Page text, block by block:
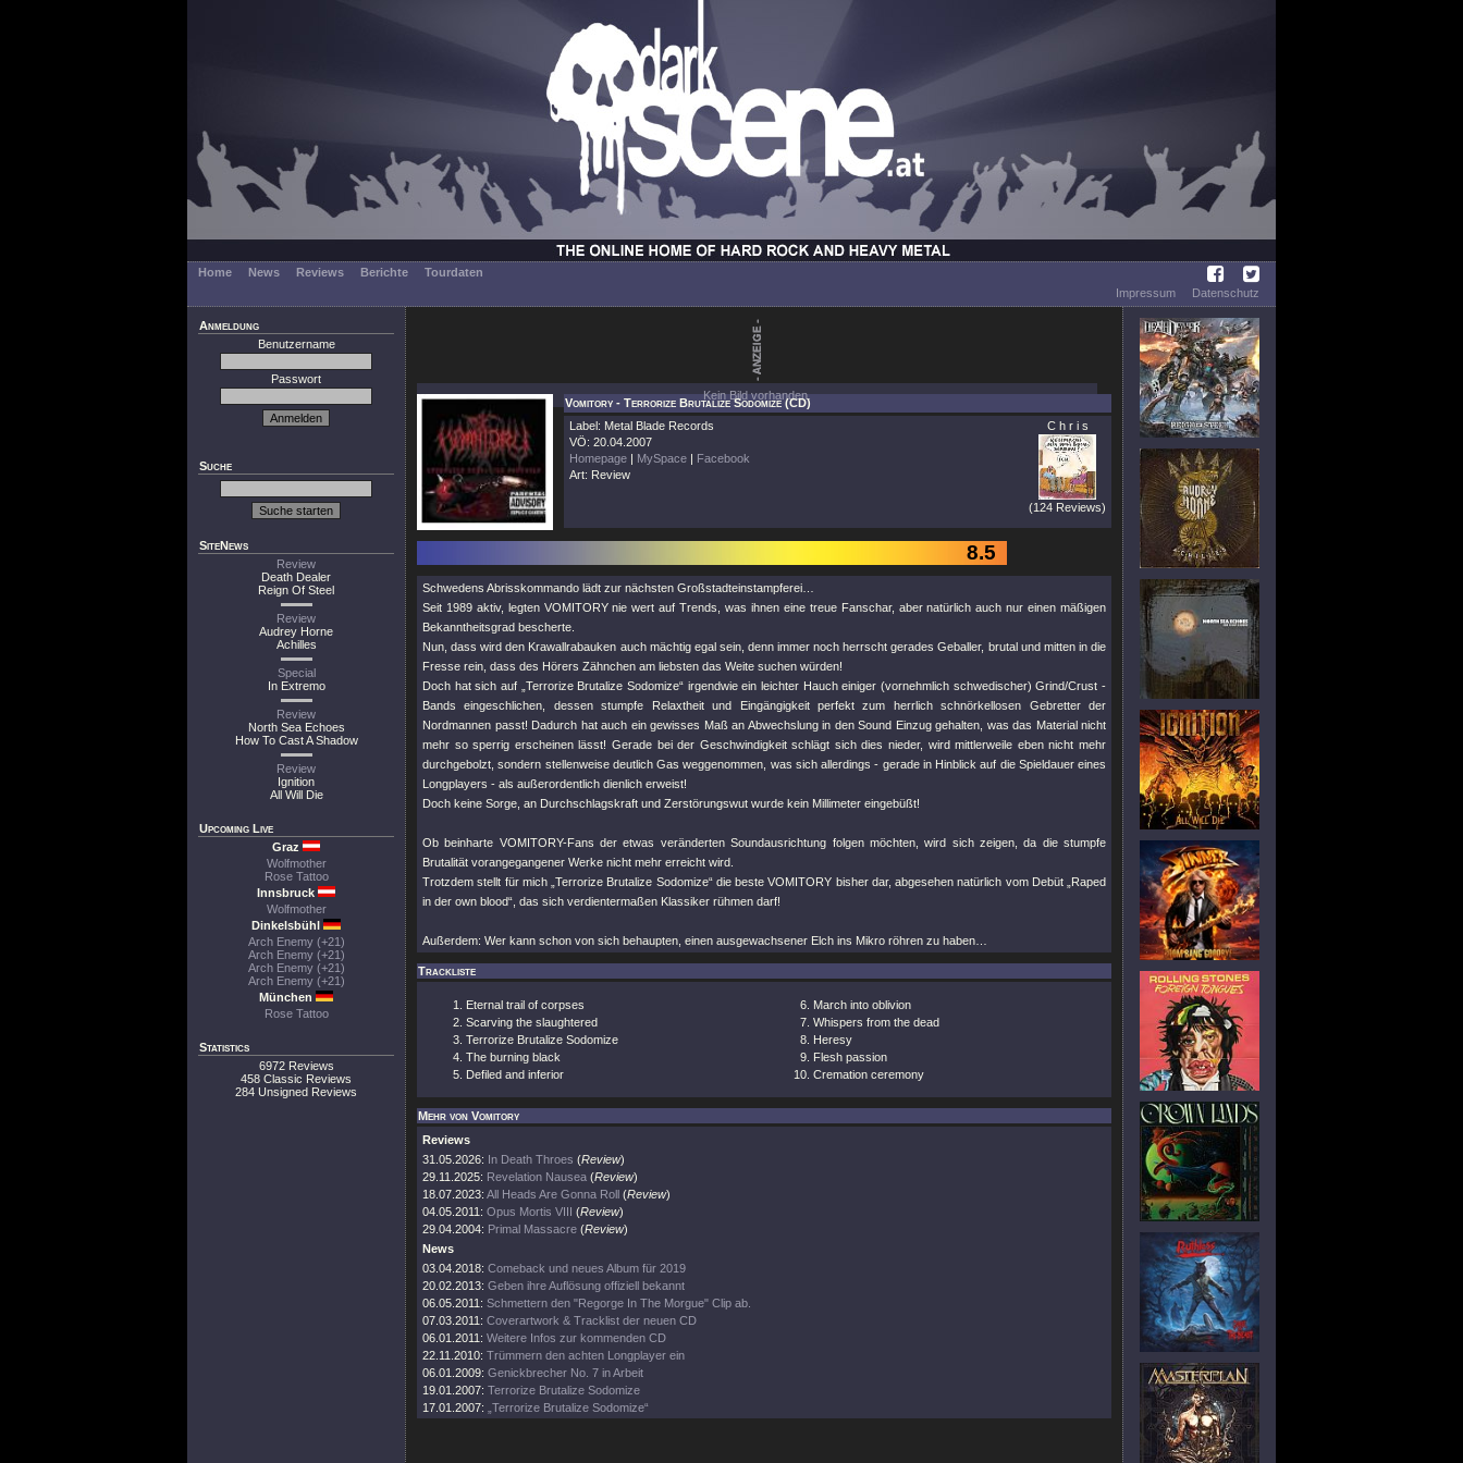
Home News Reviews Berichte
Tourdaten
Impressum
Datenschutz
Anmeldung
Benutzername
Passwort
Suche
SiteNews
Review
Death Dealer
Reign Of Steel
Review
Audrey Horne
Achilles
Special
In Extremo
Review
North Sea Echoes
How To Cast A Shadow
Review
Ignition
All Will Die
Upcoming Live
Graz
Wolfmother
Rose Tattoo
Innsbruck
Wolfmother
Dinkelsbühl
Arch Enemy (+21)
Arch Enemy (+21)
Arch Enemy (+21)
Arch Enemy (+21)
München
Rose Tattoo
Statistics
6972 Reviews
458 Classic Reviews
284 Unsigned Reviews
Kein Bild vorhanden.
Vomitory - Terrorize Brutalize Sodomize (CD)
Label: Metal Blade Records
VÖ: 20.04.2007
Homepage | MySpace | Facebook
Art: Review
C h r i s
(124 Reviews)
8.5
Schwedens Abrisskommando lädt zur nächsten Großstadteinstampferei…
Seit 1989 aktiv, legten VOMITORY nie wert auf Trends, was ihnen eine treue Fanschar, aber natürlich auch nur einen mäßigen
Bekanntheitsgrad bescherte.
Nun, dass wird den Krawallrabauken auch mächtig egal sein, denn immer noch herrscht gerades Geballer, brutal und mitten in die
Fresse rein, dass des Hörers Zähnchen am liebsten das Weite suchen würden!
Doch hat sich auf „Terrorize Brutalize Sodomize“ irgendwie ein leichter Hauch einiger (vornehmlich schwedischer) Grind/Crust -
Bands eingeschlichen, dessen stumpfe Relaxtheit und Eingängigkeit perfekt zum herrlich schnörkellosen Gebretter der
Nordmannen passt! Dadurch hat auch ein gewisses Maß an Abwechslung in den Sound Einzug gehalten, was das Material nicht
mehr so sperrig erscheinen lässt! Gerade bei der Geschwindigkeit schlägt sich dies nieder, wird mittlerweile eben nicht mehr
durchgebolzt, sondern stellenweise deutlich Gas weggenommen, was sich allerdings - gerade in Hinblick auf die Spieldauer eines
Longplayers - als außerordentlich dienlich erweist!
Doch keine Sorge, an Durchschlagskraft und Zerstörungswut wurde kein Millimeter eingebüßt!
Ob beinharte VOMITORY-Fans der etwas veränderten Soundausrichtung folgen möchten, wird sich zeigen, da die stumpfe
Brutalität vorangegangener Werke nicht mehr erreicht wird.
Trotzdem stellt für mich „Terrorize Brutalize Sodomize“ die beste VOMITORY bisher dar, abgesehen natürlich vom Debüt „Raped
in der own blood“, das sich verdientermaßen Klassiker rühmen darf!
Außerdem: Wer kann schon von sich behaupten, einen ausgewachsener Elch ins Mikro röhren zu haben…
Trackliste
Eternal trail of corpses
Scarving the slaughtered
Terrorize Brutalize Sodomize
The burning black
Defiled and inferior
March into oblivion
Whispers from the dead
Heresy
Flesh passion
Cremation ceremony
Mehr von Vomitory
Reviews
31.05.2026: In Death Throes (Review)
29.11.2025: Revelation Nausea (Review)
18.07.2023: All Heads Are Gonna Roll (Review)
04.05.2011: Opus Mortis VIII (Review)
29.04.2004: Primal Massacre (Review)
News
03.04.2018: Comeback und neues Album für 2019
20.02.2013: Geben ihre Auflösung offiziell bekannt
06.05.2011: Schmettern den "Regorge In The Morgue" Clip ab.
07.03.2011: Coverartwork & Tracklist der neuen CD
06.01.2011: Weitere Infos zur kommenden CD
22.11.2010: Trümmern den achten Longplayer ein
06.01.2009: Genickbrecher No. 7 in Arbeit
19.01.2007: Terrorize Brutalize Sodomize
17.01.2007:
„Terrorize Brutalize Sodomize“